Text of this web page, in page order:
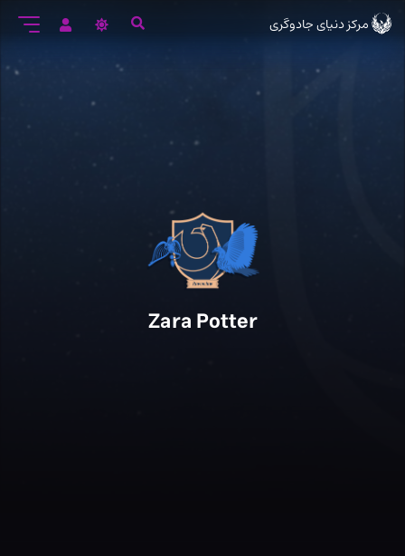
ورود
مرکز دنیای جادوگری
Zara Potter